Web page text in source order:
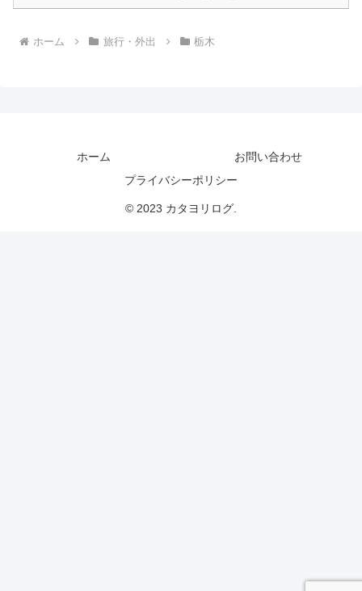
ホーム 旅行・外出 栃木
ホーム
お問い合わせ
プライバシーポリシー
© 2023 カタヨリログ.